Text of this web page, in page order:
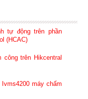
tự động trên phần
(HCAC)
trên Hikcentral
máy chấm